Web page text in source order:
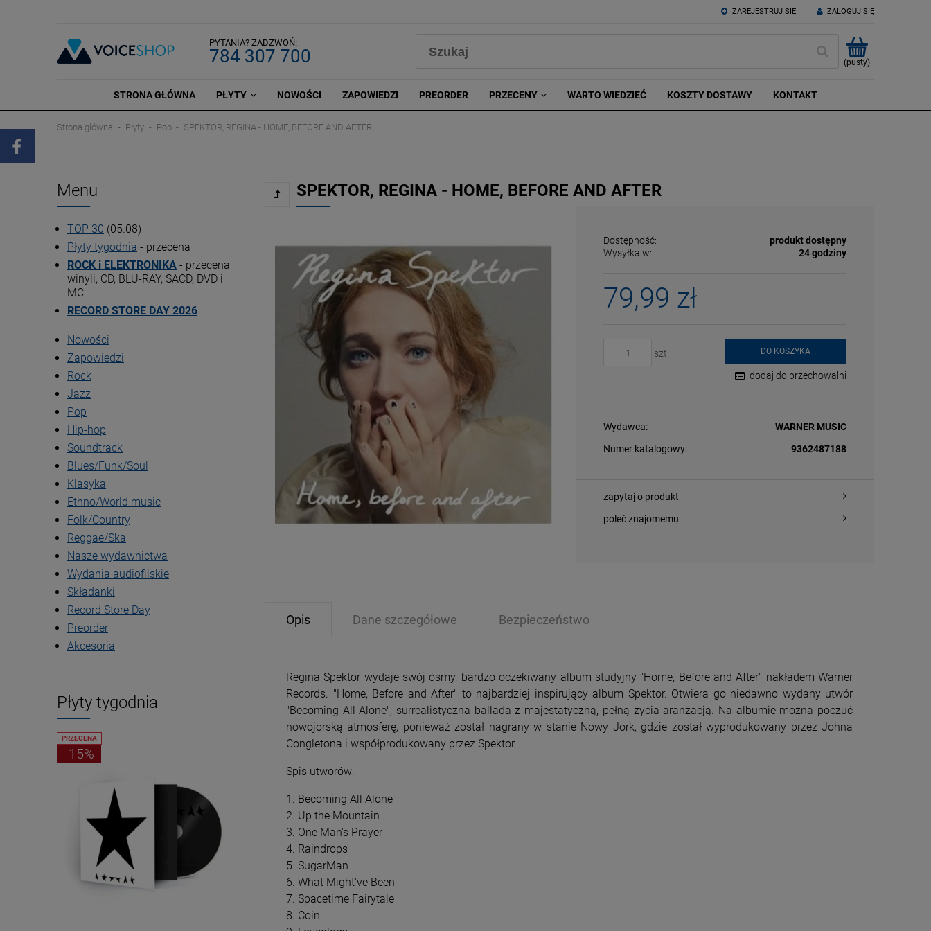
ZAREJESTRUJ SIĘ ZALOGUJ SIĘ
PYTANIA? ZADZWOŃ:
784 307 700 (pusty)
STRONA GŁÓWNA PŁYTY NOWOŚCI ZAPOWIEDZI PREORDER PRZECENY WARTO WIEDZIEĆ KOSZTY DOSTAWY KONTAKT
Strona główna Płyty Pop SPEKTOR, REGINA - HOME, BEFORE AND AFTER
Menu
TOP 30 (05.08)
Płyty tygodnia - przecena
ROCK i ELEKTRONIKA - przecena
winyli, CD, BLU-RAY, SACD, DVD i
MC
RECORD STORE DAY 2026
Nowości
Zapowiedzi
Rock
Jazz
Pop
Hip-hop
Soundtrack
Blues/Funk/Soul
Klasyka
Ethno/World music
Folk/Country
Reggae/Ska
Nasze wydawnictwa
Wydania audiofilskie
Składanki
Record Store Day
Preorder
Akcesoria
Płyty tygodnia
-15%
PRZECENA
-15%
SPEKTOR, REGINA - HOME, BEFORE AND AFTER
Dostępność:
produkt dostępny
Wysyłka w:
24 godziny
79,99 zł
szt. DO KOSZYKA
dodaj do przechowalni
Wydawca:
WARNER MUSIC
Numer katalogowy:
9362487188
zapytaj o produkt
poleć znajomemu
Opis Dane szczegółowe Bezpieczeństwo
Regina Spektor wydaje swój ósmy, bardzo oczekiwany album studyjny "Home, Before and After" nakładem Warner
Records. "Home, Before and After" to najbardziej inspirujący album Spektor. Otwiera go niedawno wydany utwór
"Becoming All Alone", surrealistyczna ballada z majestatyczną, pełną życia aranżacją. Na albumie można poczuć
nowojorską atmosferę, ponieważ został nagrany w stanie Nowy Jork, gdzie został wyprodukowany przez Johna
Congletona i współprodukowany przez Spektor.
Spis utworów:
1. Becoming All Alone
2. Up the Mountain
3. One Man's Prayer
4. Raindrops
5. SugarMan
6. What Might've Been
7. Spacetime Fairytale
8. Coin